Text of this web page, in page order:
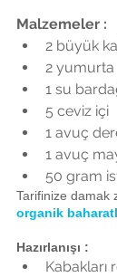
Malzemeler :
2 büyük
2 yumurta
1 su
5 ceviz içi
1 avuç
1 avuç
50 gram
Tarifinize damak
organik
Hazırlanışı :
Kabakları